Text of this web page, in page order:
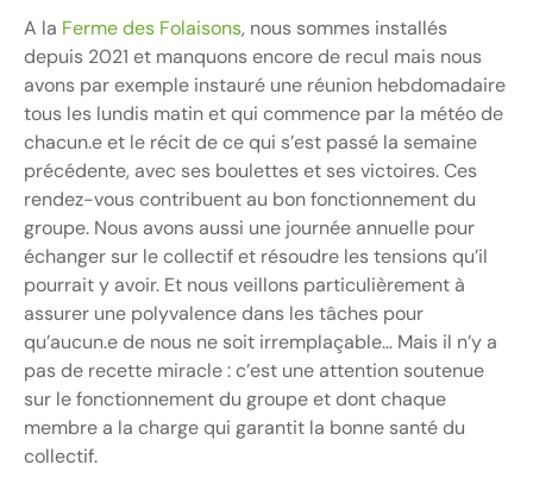
A la Ferme des Folaisons, nous sommes installés
depuis 2021 et manquons encore de recul mais nous
avons par exemple instauré une réunion hebdomadaire
tous les lundis matin et qui commence par la météo de
chacun.e et le récit de ce qui s’est passé la semaine
précédente, avec ses boulettes et ses victoires. Ces
rendez-vous contribuent au bon fonctionnement du
groupe. Nous avons aussi une journée annuelle pour
échanger sur le collectif et résoudre les tensions qu’il
pourrait y avoir. Et nous veillons particulièrement à
assurer une polyvalence dans les tâches pour
qu’aucun.e de nous ne soit irremplaçable… Mais il n’y a
pas de recette miracle : c’est une attention soutenue
sur le fonctionnement du groupe et dont chaque
membre a la charge qui garantit la bonne santé du
collectif.